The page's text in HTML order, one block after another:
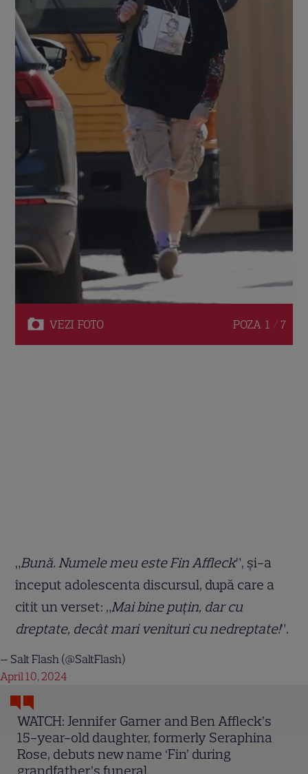
VEZI FOTO POZA 1 / 7
„Bună. Numele meu este Fin Affleck”, și-a
început adolescenta discursul, după care a
citit un verset: „Mai bine puţin, dar cu
dreptate, decât mari venituri cu nedreptate!”.
WATCH: Jennifer Garner and Ben Affleck’s
15-year-old daughter, formerly Seraphina
Rose, debuts new name ‘Fin’ during
grandfather’s funeral.
— Salt Flash (@SaltFlash)
April 10, 2024